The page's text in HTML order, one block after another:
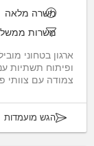
משרה מלאה
משרות
צמודה עם צוותי
הגש מועמדות